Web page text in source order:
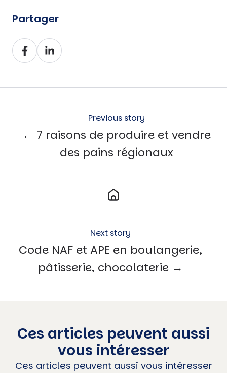
Partager
Partager
sur
Partager
sur
Previous story
← 7 raisons de produire et vendre
des pains régionaux
Next story
Code NAF et APE en boulangerie,
pâtisserie, chocolaterie →
Ces articles peuvent aussi
vous intéresser
Ces articles peuvent aussi vous intéresser